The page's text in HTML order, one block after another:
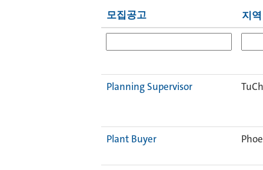
모집공고 지역
Planning Supervisor
Plant Buyer